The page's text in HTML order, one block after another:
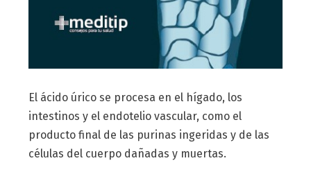
El ácido úrico se procesa en el hígado, los
intestinos y el endotelio vascular, como el
producto final de las purinas ingeridas y de las
células del cuerpo dañadas y muertas.